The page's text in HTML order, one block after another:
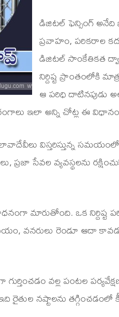
డిజిటల్ ఫెన్సింగ్
ప్రవాహం, పరికరాల
డిజిటల్ సాంకేతికత
నిర్దిష్ట ప్రాంతంలోకి
ఆ పరిధి దాటినపుడు
రంగాలు ఇలా అన్ని చోట్ల ఈ
విస్తరిస్తున్న
సేవల వ్యవస్థలను
సాధనంగా మారుతోంది. ఒక
వనరులు రెండూ ఆదా
వల్ల పంటల
నష్టాలను తగ్గించడంలో